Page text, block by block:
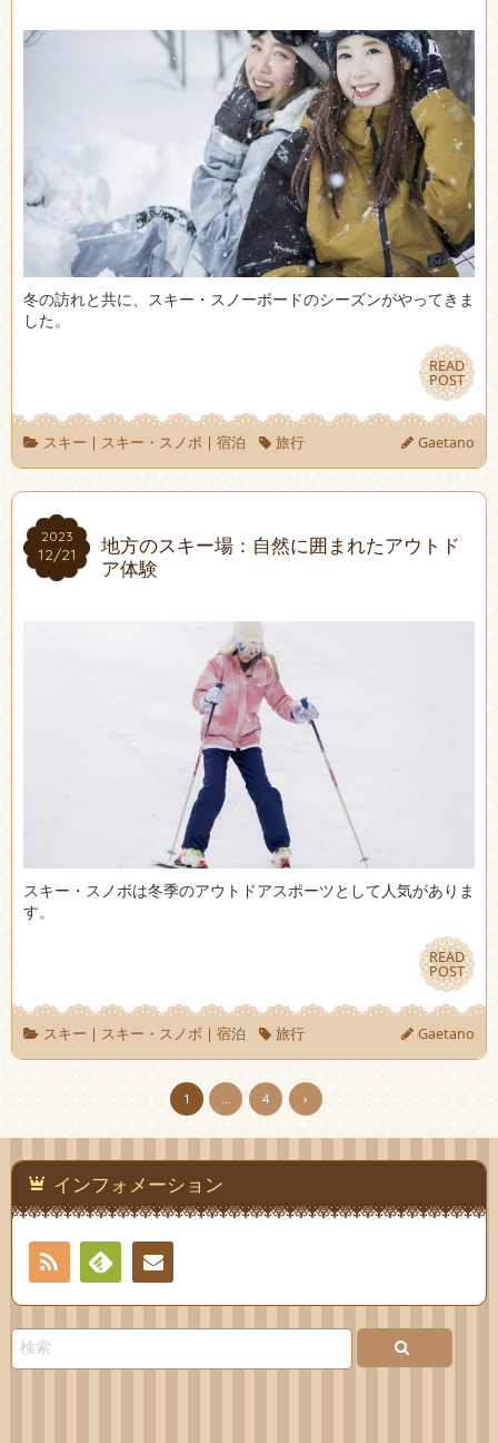
冬の訪れと共に、スキー・スノーボードのシーズンがやってきま
した。
READ
POST
READ
POST
スキー | スキー・スノボ | 宿泊 旅行 Gaetano
2023
12/21
2023
12/21
地方のスキー場：自然に囲まれたアウトド
ア体験
スキー・スノボは冬季のアウトドアスポーツとして人気がありま
す。
READ
POST
READ
POST
スキー | スキー・スノボ | 宿泊 旅行 Gaetano
1 4 ›
インフォメーション
RSS
Feedlyお問